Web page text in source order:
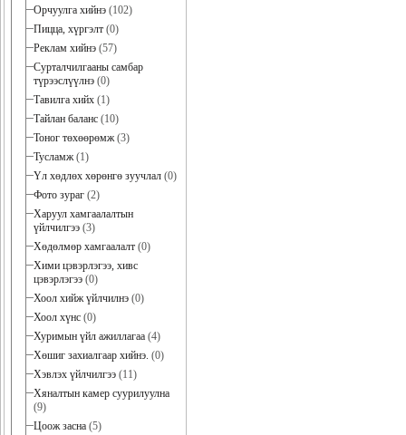
Орчуулга хийнэ (102)
Пицца, хүргэлт (0)
Реклам хийнэ (57)
Сурталчилгааны самбар
түрээслүүлнэ (0)
Тавилга хийх (1)
Тайлан баланс (10)
Тоног төхөөрөмж(3)
Тусламж(1)
Үл хөдлөх хөрөнгө зуучлал (0)
Фото зураг (2)
Харуул хамгаалалтын
үйлчилгээ (3)
Хөдөлмөр хамгаалалт (0)
Хими цэвэрлэгээ, хивс
цэвэрлэгээ (0)
Хоол хийж үйлчилнэ (0)
Хоол хүнс (0)
Хуримын үйл ажиллагаа (4)
Хөшиг захиалгаар хийнэ. (0)
Хэвлэх үйлчилгээ (11)
Хяналтын камер суурилуулна
(9)
Цоож засна (5)